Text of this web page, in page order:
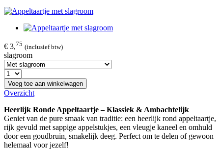
€ 3,75 (inclusief btw)
slagroom
Voeg toe aan winkelwagen
Overzicht
Heerlijk Ronde Appeltaartje – Klassiek & Ambachtelijk
Geniet van de pure smaak van traditie: een heerlijk rond appeltaartje,
rijk gevuld met sappige appelstukjes, een vleugje kaneel en omhuld
door een goudbruin, smakelijk deeg. Perfect om te delen of gewoon
helemaal voor jezelf!